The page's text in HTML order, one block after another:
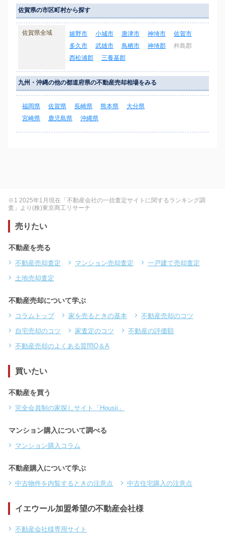
佐賀県の市区町村から探す
佐賀県全域 嬉野市 小城市 唐津市 神埼市
佐賀市
多久市
武雄市 鳥栖市 神埼郡
杵島郡
西松浦郡
三養基郡
九州・沖縄の他の都道府県の不動産売却相場をみる
福岡県 佐賀県 長崎県 熊本県
大分県
宮崎県
鹿児島県 沖縄県
※1 2025年1月現在「不動産会社の一括査定サイトに関するランキング調
査」より(株)東京商工リサーチ
売りたい
不動産を売る
不動産売却査定 マンション売却査定
一戸建て売却査定
土地売却査定
不動産売却について学ぶ
コラムトップ 家を売るときの基本
不動産売却のコツ
自宅売却のコツ
家査定のコツ
不動産の評価額
不動産売却のよくある質問Q＆A
買いたい
不動産を買う
完全会員制の家探しサイト「Housii」
マンション購入について調べる
マンション購入コラム
不動産購入について学ぶ
中古物件を内覧するときの注意点 中古住宅購入の注意点
イエウール加盟希望の不動産会社様
不動産会社様専用サイト